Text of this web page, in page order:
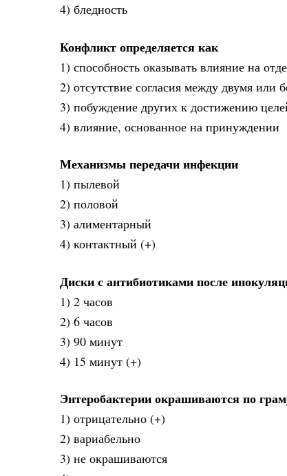
4) бледность
Конфликт определяется как
1) способность оказывать влияние на
2) отсутствие согласия между двумя или
3) побуждение других к достижению
4) влияние, основанное на принуждении
Механизмы передачи инфекции
1) пылевой
2) половой
3) алиментарный
4) контактный (+)
Диски с антибиотиками после
1) 2 часов
2) 6 часов
3) 90 минут
4) 15 минут (+)
Энтеробактерии окрашиваются по
1) отрицательно (+)
2) вариабельно
3) не окрашиваются